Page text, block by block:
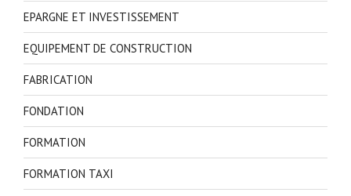
EPARGNE ET INVESTISSEMENT
EQUIPEMENT DE CONSTRUCTION
FABRICATION
FONDATION
FORMATION
FORMATION TAXI